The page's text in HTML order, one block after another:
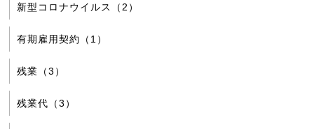
新型コロナウイルス（2）
有期雇用契約（1）
残業（3）
残業代（3）